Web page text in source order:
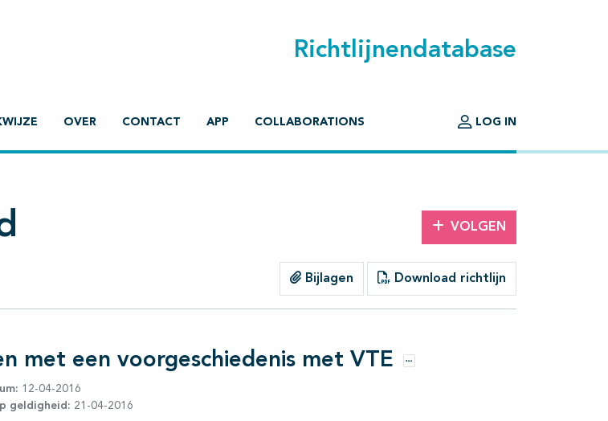
Richtlijnendatabase
OVER CONTACT APP COLLABORATIONS LOG IN
VOLGEN
Bijlagen Download richtlijn
met een voorgeschiedenis met VTE Opties
12-04-2016
geldigheid: 21-04-2016